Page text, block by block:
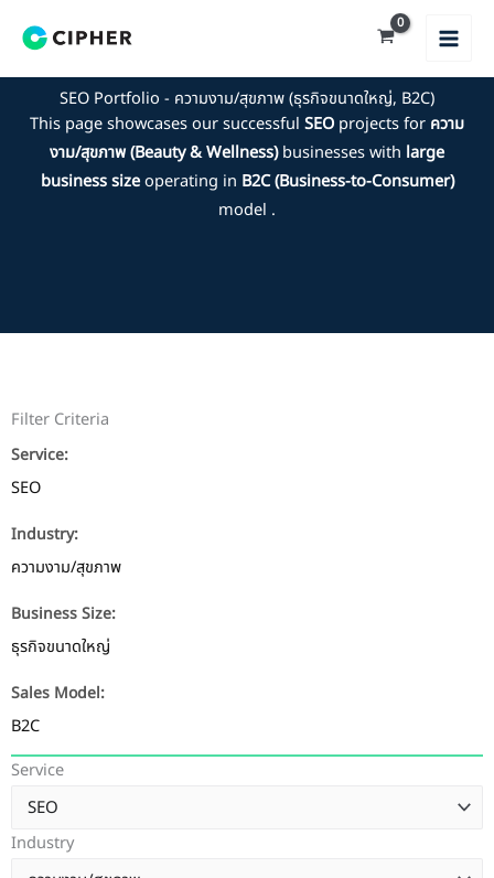
SEO Portfolio - ความงาม/สุขภาพ (ธุรกิจขนาดใหญ่, B2C)
This page showcases our successful SEO projects for ความ
งาม/สุขภาพ (Beauty & Wellness)businesses with large
business sizeoperating in B2C (Business-to-Consumer)
model .
Filter Criteria
Service:
SEO
Industry:
ความงาม/สุขภาพ
Business Size:
ธุรกิจขนาดใหญ่
Sales Model:
B2C
Service
Industry